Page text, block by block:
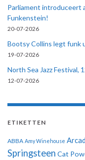
Parliament introduceert
Funkenstein!
20-07-2026
Bootsy Collins legt funk
19-07-2026
North Sea Jazz Festival,
12-07-2026
ETIKETTEN
ABBA Amy Winehouse
Springsteen Cat